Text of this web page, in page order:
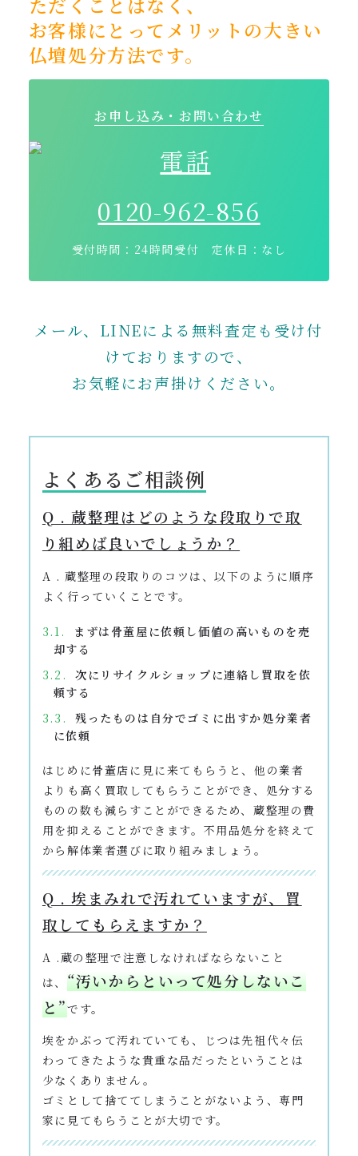
お客様にとってメリットの大きい
仏壇処分方法です。
お申し込み・お問い合わせ
0120-962-856
受付時間：24時間受付 定休日：なし
メール、LINEによる無料査定も受け付
けておりますので、
お気軽にお声掛けください。
よくあるご相談例
Q . 蔵整理はどのような段取りで取
り組めば良いでしょうか？
A . 蔵整理の段取りのコツは、以下のように順序
よく行っていくことです。
まずは骨董屋に依頼し価値の高いものを売
却する
次にリサイクルショップに連絡し買取を依
頼する
残ったものは自分でゴミに出すか処分業者
に依頼
はじめに骨董店に見に来てもらうと、他の業者
よりも高く買取してもらうことができ、処分する
ものの数も減らすことができるため、蔵整理の費
用を抑えることができます。不用品処分を終えて
から解体業者選びに取り組みましょう。
Q . 埃まみれで汚れていますが、買
取してもらえますか？
A .蔵の整理で注意しなければならないこと
は、“汚いからといって処分しないこ
と”です。
埃をかぶって汚れていても、じつは先祖代々伝
わってきたような貴重な品だったということは
少なくありません。
ゴミとして捨ててしまうことがないよう、専門
家に見てもらうことが大切です。